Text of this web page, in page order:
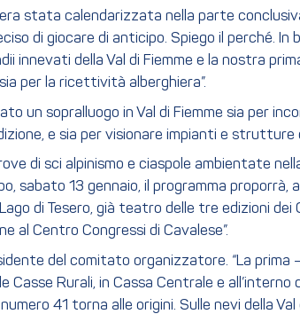
stata calendarizzata nella parte
di giocare di anticipo. Spiego il perché. In
innevati della Val di Fiemme e la nostra
per la ricettività alberghiera”.
sopralluogo in Val di Fiemme sia per
e sia per visionare impianti e strutture
di sci alpinismo e ciaspole ambientate
sabato 13 gennaio, il programma
di Tesero, già teatro delle tre edizioni
al Centro Congressi di Cavalese”.
del comitato organizzatore. “La prima
Rurali, in Cassa Centrale e all’interno
41 torna alle origini. Sulle nevi della